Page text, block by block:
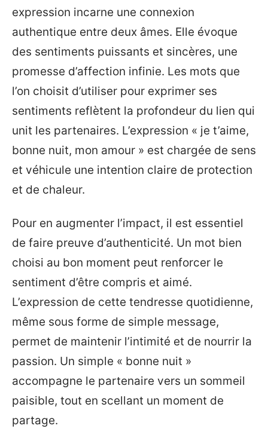
expression incarne une connexion
authentique entre deux âmes. Elle évoque
des sentiments puissants et sincères, une
promesse d’affection infinie. Les mots que
l’on choisit d’utiliser pour exprimer ses
sentiments reflètent la profondeur du lien qui
unit les partenaires. L’expression « je t’aime,
bonne nuit, mon amour » est chargée de sens
et véhicule une intention claire de protection
et de chaleur.
Pour en augmenter l’impact, il est essentiel
de faire preuve d’authenticité. Un mot bien
choisi au bon moment peut renforcer le
sentiment d’être compris et aimé.
L’expression de cette tendresse quotidienne,
même sous forme de simple message,
permet de maintenir l’intimité et de nourrir la
passion. Un simple « bonne nuit »
accompagne le partenaire vers un sommeil
paisible, tout en scellant un moment de
partage.